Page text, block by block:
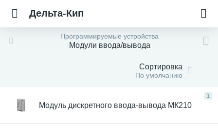
Дельта-Кип
Программируемые устройства
Модули ввода/вывода
Сортировка
По умолчанию
1
Модуль дискретного ввода-вывода МК210